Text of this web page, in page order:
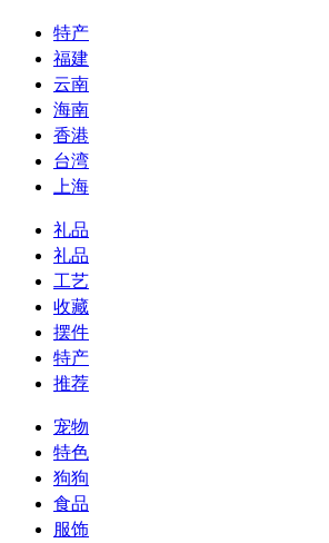
特产
福建
云南
海南
香港
台湾
上海
礼品
礼品
工艺
收藏
摆件
特产
推荐
宠物
特色
狗狗
食品
服饰